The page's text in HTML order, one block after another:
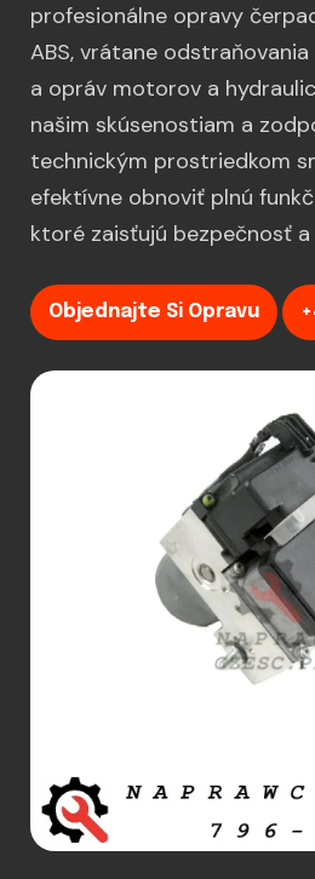
profesionálne opravy
ABS, vrátane
a opráv motorov a
našim skúsenostiam a
technickým prostriedkom
efektívne obnoviť plnú
ktoré zaisťujú bezpečnosť
Objednajte Si Opravu